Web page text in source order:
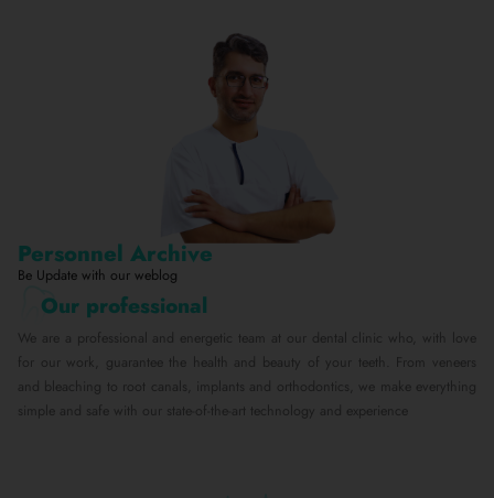
Personnel Archive
Be Update with our weblog
Our professional
We are a professional and energetic team at our dental clinic who, with love
for our work, guarantee the health and beauty of your teeth. From veneers
and bleaching to root canals, implants and orthodontics, we make everything
simple and safe with our state-of-the-art technology and experience